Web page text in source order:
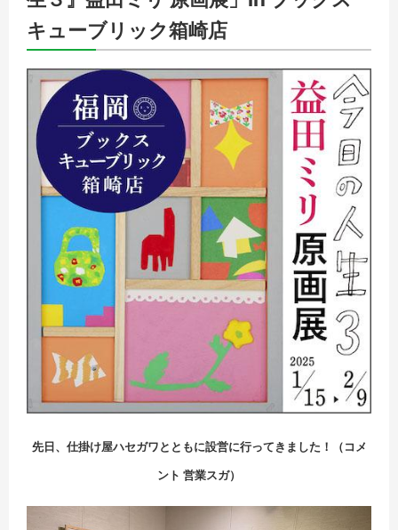
キューブリック箱崎店
先日、仕掛け屋ハセガワとともに設営に行ってきました！（コメ
ント 営業スガ）